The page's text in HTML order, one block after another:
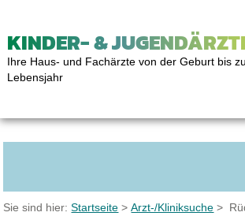
KINDER- &
Ihre Haus- und Fachärzte von der Geburt bis
Lebensjahr
Sie sind hier:Startseite >Arzt-/Kliniksuche >